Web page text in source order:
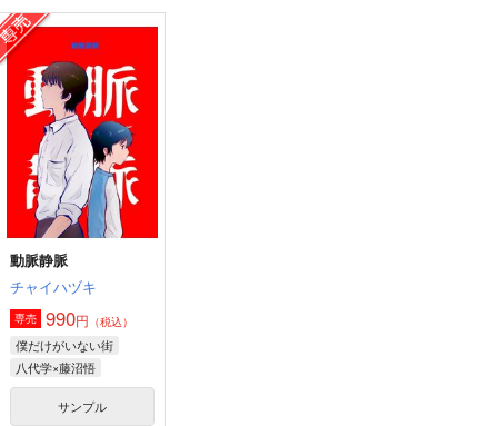
シロップ
いぬばしり
858 円（税込）
夏油傑×五条悟
サンプル
作品詳細
動脈静脈
チャイハヅキ
専売 990円 （税込）
僕だけがいない街
八代学×藤沼悟
サンプル